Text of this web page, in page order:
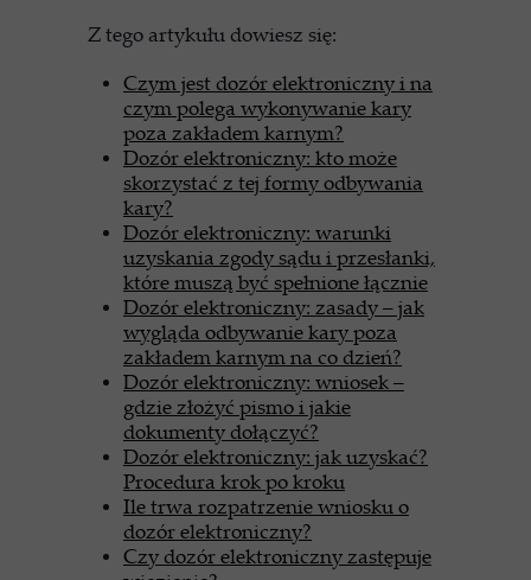
Z tego artykułu dowiesz się:
Czym jest dozór elektroniczny i na
czym polega wykonywanie kary
poza zakładem karnym?
Dozór elektroniczny: kto może
skorzystać z tej formy odbywania
kary?
Dozór elektroniczny: warunki
uzyskania zgody sądu i przesłanki,
które muszą być spełnione łącznie
Dozór elektroniczny: zasady – jak
wygląda odbywanie kary poza
zakładem karnym na co dzień?
Dozór elektroniczny: wniosek –
gdzie złożyć pismo i jakie
dokumenty dołączyć?
Dozór elektroniczny: jak uzyskać?
Procedura krok po kroku
Ile trwa rozpatrzenie wniosku o
dozór elektroniczny?
Czy dozór elektroniczny zastępuje